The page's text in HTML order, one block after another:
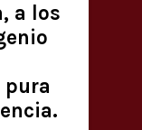
a los
pura